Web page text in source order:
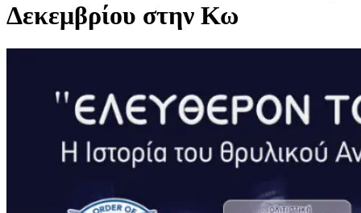
Δεκεμβρίου στην Κω